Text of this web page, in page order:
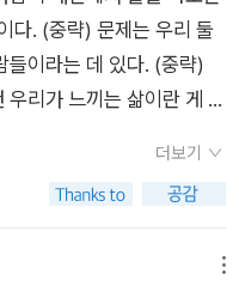
있을 수 있는 자유, 혼자
득 우연히 무언가를 시작
, 그러니까 짝이 없는 여자
도시뿐이 아닐까. 그리고 그
닉은 바로 그 지점에서 뉴
빠진다.번잡한 도시는 인간
현대인은 고독하고 외롭
대에 올리고, 관객들을 불
지다. 그의 퍼포먼스는 그
줬을 것이다.첫 페이지 첫
며 시작했고, 책의 마지막
을 확인하며 끝난다.
의 작동을 느끼는 것도 인
일 것이다. 내게 이
급급한 하나의 통로였을
을 강화시키는 이러한 일상
는 것이 없었다는 의미이
음이다. 그래서 이 도시가
출되어 무너지는 감각적
고리 같습니다.두서 없지
비비언 고닉의 다음 선집이
: 만성 재독서가의 노트]라
합니다.#짝없는여자와도시
리#비비언고닉선집 #책추
엉성한 사회적 안전망을
아는 건 몽상으로 세월
서 나도 달라지기를 간절히
내외의 적대감과 슬픔을 흩
수 없는 책을 읽고 내 삶
날들이 흘렀다.“산보객이
니는 사람을 뜻하는 말로,
활활타오른다. 우리의 화두
문을 던져본다. 불평불만
삶에 마련돼 있지 않았더
기라도 했을까? 지금까지 2
씩 걔네 동네나 우리동네
영화를 보았다. 영화보고
냐고 누군가는 물을지도 모
다. (중략) 문제는 우리 둘
들이라는 데 있다. (중략)
리가 느끼는 삶이란 게 그
변두리로 향하는 내 자
을 달래주는 건 오직 도시
좋아하면 왜 안 되는데?
더보기